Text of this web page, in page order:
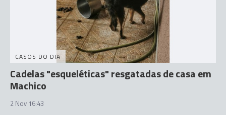
CASOS DO DIA
Cadelas "esqueléticas" resgatadas de casa em
Machico
2 Nov 16:43